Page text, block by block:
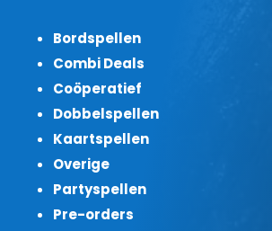
Bordspellen
Combi Deals
Coöperatief
Dobbelspellen
Kaartspellen
Overige
Partyspellen
Pre-orders